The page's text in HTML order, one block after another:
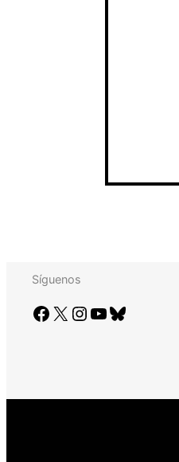
Síguenos
Facebook X Instagram YouTube Bluesky